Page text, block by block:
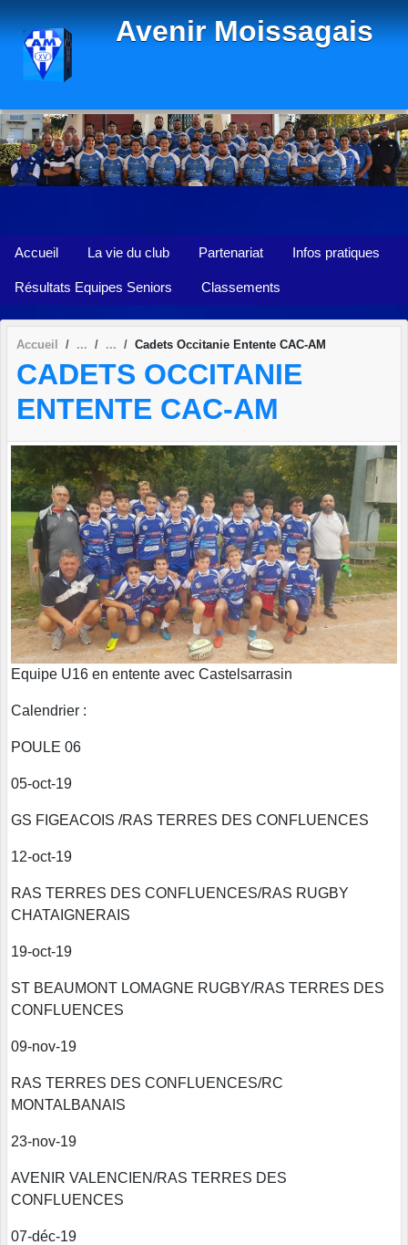
Avenir Moissagais
Accueil La vie du club Partenariat Infos pratiques
Résultats Equipes Seniors Classements
Accueil Cadets Occitanie Entente CAC-AM
CADETS OCCITANIE
ENTENTE CAC-AM
Equipe U16 en entente avec Castelsarrasin
Calendrier :
POULE 06
05-oct-19
GS FIGEACOIS /RAS TERRES DES CONFLUENCES
12-oct-19
RAS TERRES DES CONFLUENCES/RAS RUGBY
CHATAIGNERAIS
19-oct-19
ST BEAUMONT LOMAGNE RUGBY/RAS TERRES DES
CONFLUENCES
09-nov-19
RAS TERRES DES CONFLUENCES/RC
MONTALBANAIS
23-nov-19
AVENIR VALENCIEN/RAS TERRES DES
CONFLUENCES
07-déc-19